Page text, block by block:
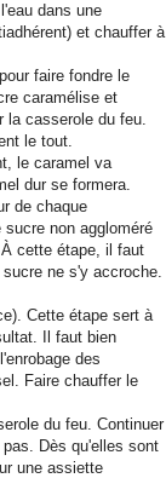
dans une
et chauffer à
faire fondre le
caramélise et
la casserole du feu.
le tout.
le caramel va
dur se formera.
de chaque
non aggloméré
cette étape, il faut
ne s'y accroche.
Cette étape sert à
Il faut bien
des
Faire chauffer le
du feu. Continuer
Dès qu'elles sont
une assiette